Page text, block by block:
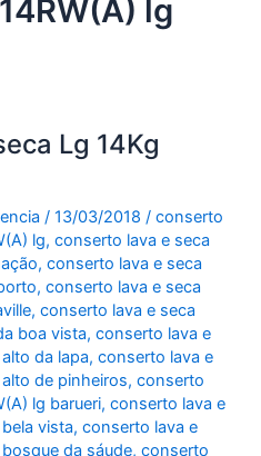
lg
Lg 14Kg
/13/03/2018 /conserto
lg,conserto lava e seca
,conserto lava e seca
,conserto lava e seca
,conserto lava e seca
boa vista,conserto lava e
da lapa,conserto lava e
alto de pinheiros,conserto
lg barueri,conserto lava e
vista,conserto lava e
bosque da sáude,conserto